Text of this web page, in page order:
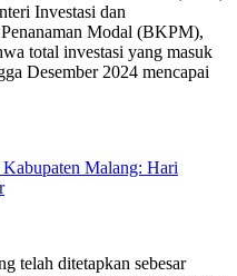
Investasi dan
Modal (BKPM),
total investasi yang masuk
Desember 2024 mencapai
Malang: Hari
telah ditetapkan sebesar